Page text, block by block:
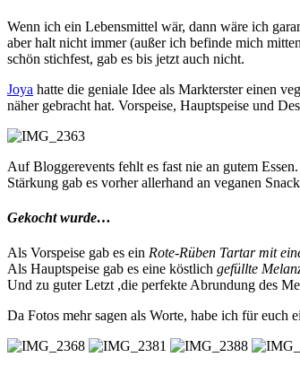
Wenn ich ein Lebensmittel wär, dann wäre ich
aber halt nicht immer (außer ich befinde mich
schön stichfest, gab es bis jetzt auch nicht.
Joya hatte die geniale Idee als Markterster einen
näher gebracht hat. Vorspeise, Hauptspeise und
Auf Bloggerevents fehlt es fast nie an gutem
Stärkung gab es vorher allerhand an veganen
Gekocht wurde…
Als Vorspeise gab es ein Rote-Rüben Tartar mit
Als Hauptspeise gab es eine köstlich gefüllte
Und zu guter Letzt ,die perfekte Abrundung des
Da Fotos mehr sagen als Worte, habe ich für euch